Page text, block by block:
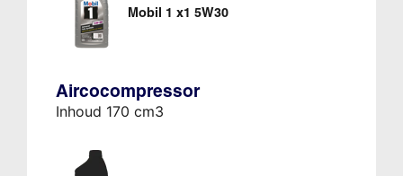
Mobil 1 x1 5W30
Aircocompressor
Inhoud 170 cm3